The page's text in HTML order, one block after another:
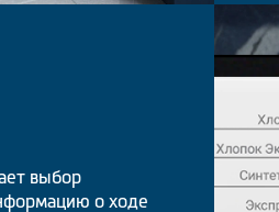
выбор
о ходе